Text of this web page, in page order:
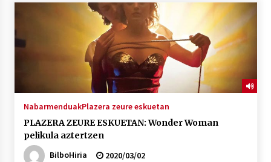
NabarmenduakPlazera zeure eskuetan
PLAZERA ZEURE ESKUETAN: Wonder Woman
pelikula aztertzen
BilboHiria
2020/03/02